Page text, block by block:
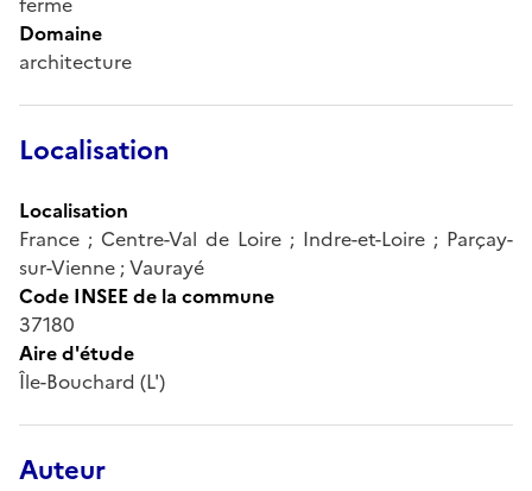
Domaine
architecture
Localisation
Localisation
France ; Centre-Val de Loire ; Indre-et-Loire ; Parçay-
sur-Vienne ; Vaurayé
Code INSEE de la commune
37180
Aire d'étude
Île-Bouchard (L')
Auteur